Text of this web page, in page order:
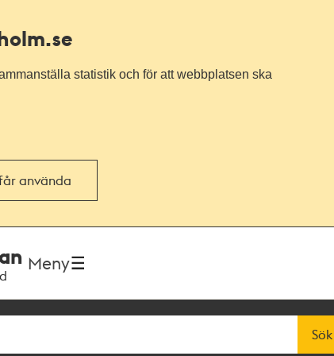
statistik och för att webbplatsen ska
använda
Meny
Sök